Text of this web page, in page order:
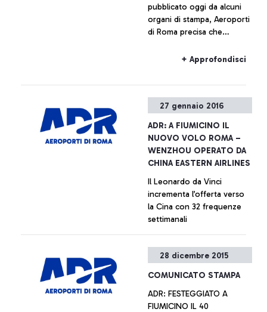
pubblicato oggi da alcuni
organi di stampa, Aeroporti
di Roma precisa che
nuovo molo F sarà
per migliorare la customer
+ Approfondisci
27 gennaio 2016
ADR: A FIUMICINO IL
NUOVO VOLO ROMA –
WENZHOU OPERATO DA
CHINA EASTERN AIRLINES
Il Leonardo da Vinci
incrementa l’offerta verso
la Cina con 32 frequenze
settimanali
+ Approfondisci
28 dicembre 2015
COMUNICATO STAMPA
ADR: FESTEGGIATO A
FIUMICINO IL 40